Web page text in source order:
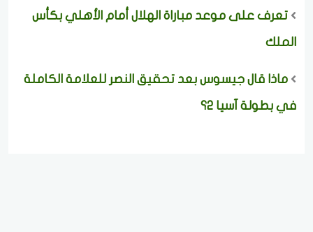
تعرف على موعد مباراة الهلال أمام الأهلي بكأس
الملك
ماذا قال جيسوس بعد تحقيق النصر للعلامة الكاملة
في بطولة آسيا 2؟